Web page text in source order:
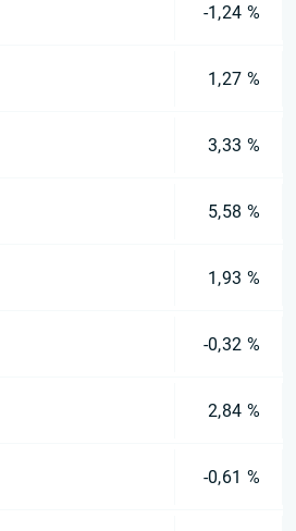
-1,24 %
1,27 %
3,33 %
5,58 %
1,93 %
-0,32 %
2,84 %
-0,61 %